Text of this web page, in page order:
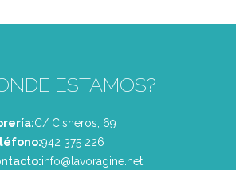
ESTAMOS?
C/ Cisneros, 69
‭942 375 226‬
info@lavoragine.net